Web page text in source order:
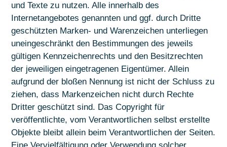
und Texte zu nutzen. Alle innerhalb des
Internetangebotes genannten und ggf. durch Dritte
geschützten Marken- und Warenzeichen unterliegen
uneingeschränkt den Bestimmungen des jeweils
gültigen Kennzeichenrechts und den Besitzrechten
der jeweiligen eingetragenen Eigentümer. Allein
aufgrund der bloßen Nennung ist nicht der Schluss zu
ziehen, dass Markenzeichen nicht durch Rechte
Dritter geschützt sind. Das Copyright für
veröffentlichte, vom Verantwortlichen selbst erstellte
Objekte bleibt allein beim Verantwortlichen der Seiten.